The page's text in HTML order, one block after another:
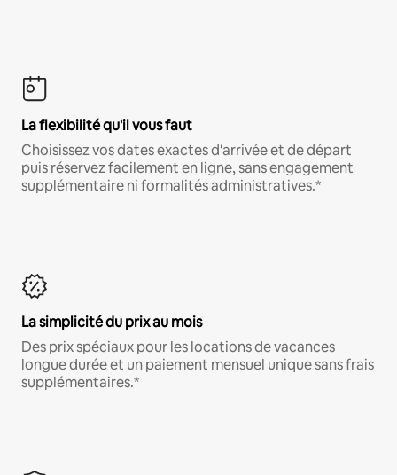
La flexibilité qu'il vous faut
Choisissez vos dates exactes d'arrivée et de départ
puis réservez facilement en ligne, sans engagement
supplémentaire ni formalités administratives.*
La simplicité du prix au mois
Des prix spéciaux pour les locations de vacances
longue durée et un paiement mensuel unique sans frais
supplémentaires.*